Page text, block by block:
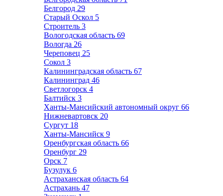
Белгород 29
Старый Оскол 5
Строитель 3
Вологодская область 69
Вологда 26
Череповец 25
Сокол 3
Калининградская область 67
Калининград 46
Светлогорск 4
Балтийск 3
Ханты-Мансийский автономный округ 66
Нижневартовск 20
Сургут 18
Ханты-Мансийск 9
Оренбургская область 66
Оренбург 29
Орск 7
Бузулук 6
Астраханская область 64
Астрахань 47